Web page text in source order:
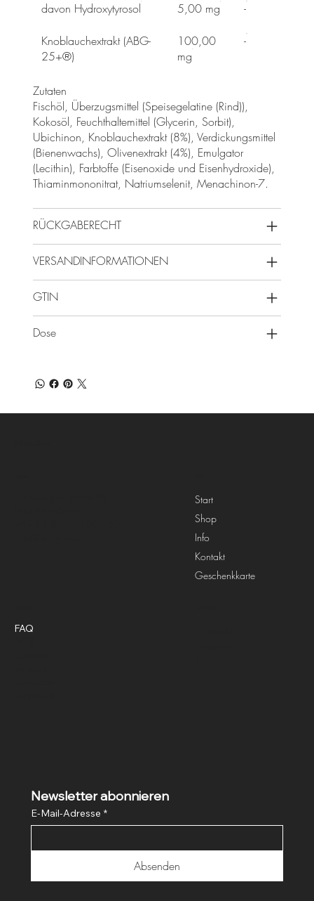
davon Hydroxytyrosol 5,00 mg -
Knoblauchextrakt (ABG-
25+®)
100,00
mg
-
Zutaten
Fischöl, Überzugsmittel (Speisegelatine (Rind)),
Kokosöl, Feuchthaltemittel (Glycerin, Sorbit),
Ubichinon, Knoblauchextrakt (8%), Verdickungsmittel
(Bienenwachs), Olivenextrakt (4%), Emulgator
(Lecithin), Farbtoffe (Eisenoxide und Eisenhydroxide),
Thiaminmononitrat, Natriumselenit, Menachinon-7.
RÜCKGABERECHT
VERSANDINFORMATIONEN
GTIN
Dose
Start
Shop
Info
Kontakt
Geschenkkarte
FAQ
Newsletter abonnieren
E-Mail-Adresse *
Absenden